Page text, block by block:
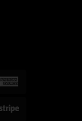
American
Stripe